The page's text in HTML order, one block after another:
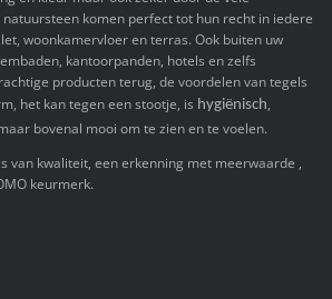
komen perfect tot hun recht in iedere
woonkamervloer en terras. Ook buiten uw
kantoorpanden, hotels en zelfs
producten terug, de voordelen van tegels
het kan tegen een stootje, is hygiënisch,
bovenal mooi om te zien en te voelen.
van kwaliteit, een erkenning met meerwaarde ,
keurmerk.